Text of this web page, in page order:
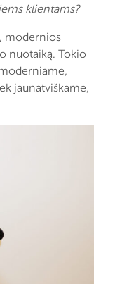
klientams?
modernios
nuotaiką. Tokio
jaunatviškame,